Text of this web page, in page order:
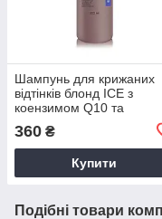
Шампунь для крижаних
відтінків блонд ICE з
коензимом Q10 та
Mirella Professional Your
BLONDesty ніжний
360 ₴
Купити
Подібні товари